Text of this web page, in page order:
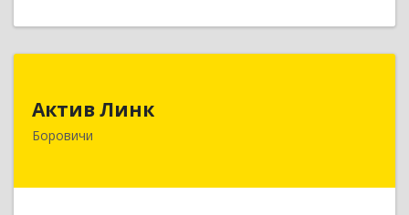
Актив Линк
Боровичи
Подробнее